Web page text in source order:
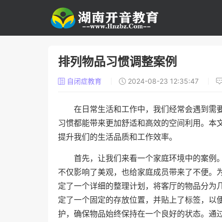
排列物品习惯调整案例
自闭症教育 2024-08-23 12:35:47
在日常生活和工作中，我们经常会遇到需
习惯都能带来更加舒适和高效的空间利用。
提升我们的生活品质和工作效率。
首先，让我们来看一个家庭环境中的案例
不仅影响了美观，也给家庭成员带来了不便
定了一个详细的整理计划，将客厅的物品分
定了一个固定的存放位置，并贴上了标签，
护，确保物品始终保持在一个良好的状态。通